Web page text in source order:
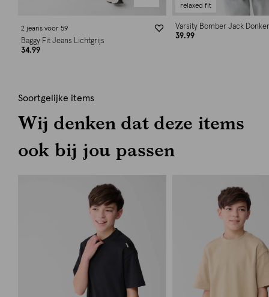
2 jeans voor 59
Baggy Fit Jeans Lichtgrijs
34.99
relaxed fit
Varsity Bomber Jack
39.99
Soortgelijke items
Wij denken dat deze items
ook bij jou passen